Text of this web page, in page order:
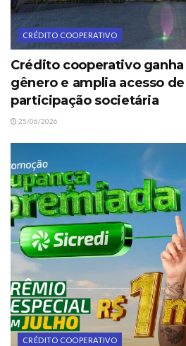
CRÉDITO COOPERATIVO
Crédito cooperativo
gênero e amplia acesso
participação societária
25/06/2026
CRÉDITO COOPERATIVO